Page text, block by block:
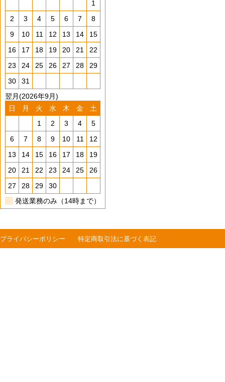
1
2
3 4 5 6 7
8
9
10 11 12 13 14
15
16
17 18 19 20 21
22
23
24 25 26 27 28
29
30
31
翌月(2026年9月)
日
月 火 水 木 金
土
1
2 3 4
5
6
7 8 9 10 11
12
13
14 15 16 17 18
19
20
21 22 23 24 25
26
27
28 29
30
発送業務のみ（14時まで）
プライバシーポリシー 特定商取引法に基づく表記